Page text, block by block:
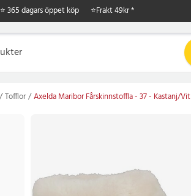
⭐ 365 dagars öppet köp ⭐Frakt 49kr *
Tofflor Axelda Maribor Fårskinnstoffla - 37 - Kastanj/Vit